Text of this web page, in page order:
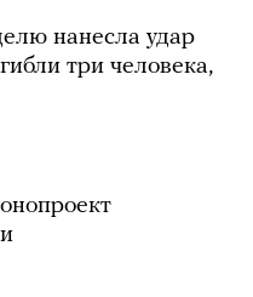
нанесла удар
три человека,